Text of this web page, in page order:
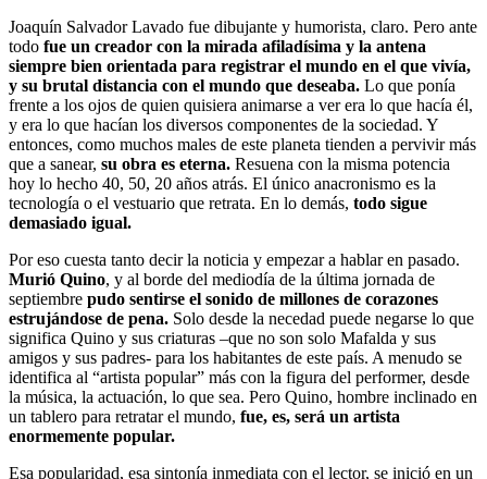
Joaquín Salvador Lavado fue dibujante y humorista, claro. Pero ante
todo fue un creador con la mirada afiladísima y la antena
siempre bien orientada para registrar el mundo en el que vivía,
y su brutal distancia con el mundo que deseaba. Lo que ponía
frente a los ojos de quien quisiera animarse a ver era lo que hacía él,
y era lo que hacían los diversos componentes de la sociedad. Y
entonces, como muchos males de este planeta tienden a pervivir más
que a sanear, su obra es eterna. Resuena con la misma potencia
hoy lo hecho 40, 50, 20 años atrás. El único anacronismo es la
tecnología o el vestuario que retrata. En lo demás, todo sigue
demasiado igual.
Por eso cuesta tanto decir la noticia y empezar a hablar en pasado.
Murió Quino, y al borde del mediodía de la última jornada de
septiembre pudo sentirse el sonido de millones de corazones
estrujándose de pena. Solo desde la necedad puede negarse lo que
significa Quino y sus criaturas –que no son solo Mafalda y sus
amigos y sus padres- para los habitantes de este país. A menudo se
identifica al “artista popular” más con la figura del performer, desde
la música, la actuación, lo que sea. Pero Quino, hombre inclinado en
un tablero para retratar el mundo, fue, es, será un artista
enormemente popular.
Esa popularidad, esa sintonía inmediata con el lector, se inició en un